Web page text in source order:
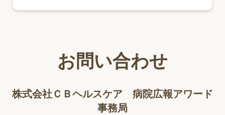
お問い合わせ
株式会社ＣＢヘルスケア 病院広報アワード
事務局